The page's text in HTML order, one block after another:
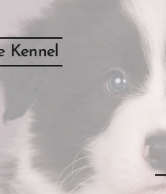
Kennel